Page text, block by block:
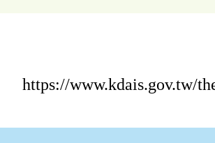
https://www.kdais.gov.tw/